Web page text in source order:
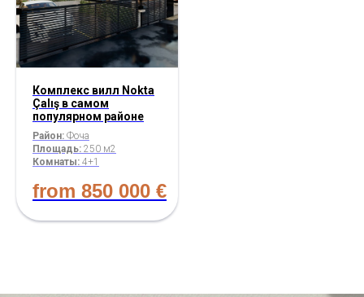
Комплекс вилл Nokta
Çalış в самом
популярном районе
Район: Фоча
Площадь: 250 м2
Комнаты: 4+1
from 850 000 €